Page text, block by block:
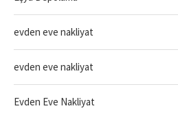
evden eve nakliyat
evden eve nakliyat
Evden Eve Nakliyat